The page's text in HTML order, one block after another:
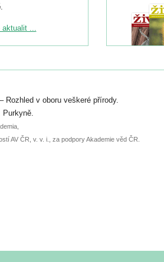
.
ke konferenci
do 6. září.
přednášky nebo
...
Rozhled v oboru veškeré přírody.
Purkyně.
AV ČR, v. v. i., za podpory Akademie věd ČR.